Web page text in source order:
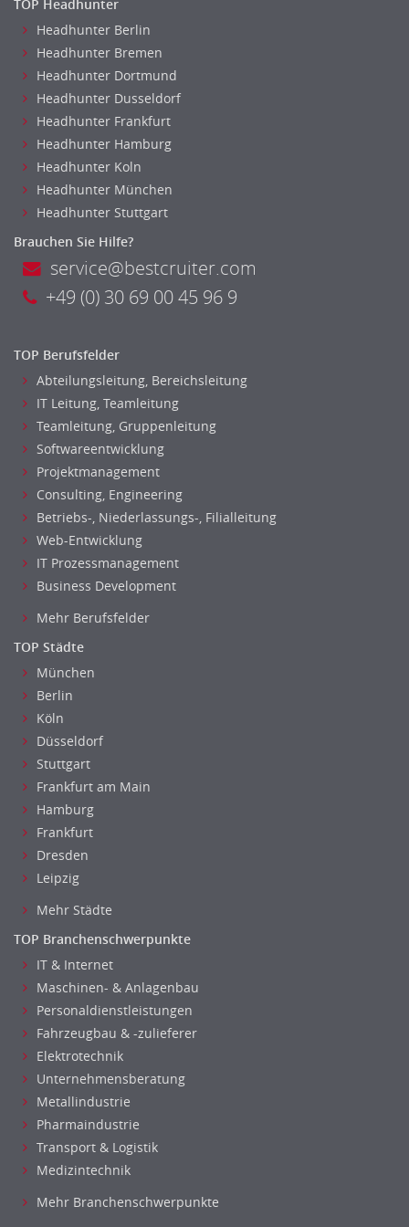
Mechaniker
Metallhandwerk
Nahrungsmittelherstellung, -verarbeitung
Raumgestaltung
Reiseverkehr, Touristik
Sicherheitsdienste, Schutzdienste
Automatisierungstechnik
Bauwesen
Elektrotechnik, Elektronik
Energie und Umwelttechnik
Entwicklung
Fahrzeugtechnik
gebaeude-versorgungs-sicherheitstechnik
Leitung, Teamleitung
Luft- und Raumfahrttechnik
Maschinenbau
Materialwissenschaft
Mechatronik
Optiker, Akustiker
Brandschutz
Prozessmanagement
Qualitätsmanagement
Technische Dokumentation
Technischer Systemplaner, Bauzeichner
Veranstaltungstechnik
Verfahrenstechnik
Vertriebsingenieur
Wirtschaftsingenieur
Technisches Gebäudemanagement (TGM)
Anwendungsadministration
Consulting, Engineering
Data Warehouse, Business Intelligence
Datenbanken
Embedded Systems
Helpdesk
IT Leitung, Teamleitung
Projektmanagement
IT Prozessmanagement
Qualitätssicherung, Qualitätsprüfung
SAP/ERP-Beratung, Entwicklung
Security
Softwareentwicklung
Systemadministration, Netzwerkadministration
Web-Entwicklung
Biologie
TOP Headhunter
Headhunter Berlin
Headhunter Bremen
Headhunter Dortmund
Headhunter Dusseldorf
Headhunter Frankfurt
Headhunter Hamburg
Headhunter Koln
Headhunter München
Headhunter Stuttgart
Brauchen Sie Hilfe?
service@bestcruiter.com
+49 (0) 30 69 00 45 96 9
TOP Berufsfelder
Abteilungsleitung, Bereichsleitung
IT Leitung, Teamleitung
Teamleitung, Gruppenleitung
Softwareentwicklung
Projektmanagement
Consulting, Engineering
Betriebs-, Niederlassungs-, Filialleitung
Web-Entwicklung
IT Prozessmanagement
Business Development
Mehr Berufsfelder
TOP Städte
München
Berlin
Köln
Düsseldorf
Stuttgart
Frankfurt am Main
Hamburg
Frankfurt
Dresden
Leipzig
Mehr Städte
TOP Branchenschwerpunkte
IT & Internet
Maschinen- & Anlagenbau
Personaldienstleistungen
Fahrzeugbau & -zulieferer
Elektrotechnik
Unternehmensberatung
Metallindustrie
Pharmaindustrie
Transport & Logistik
Medizintechnik
Mehr Branchenschwerpunkte